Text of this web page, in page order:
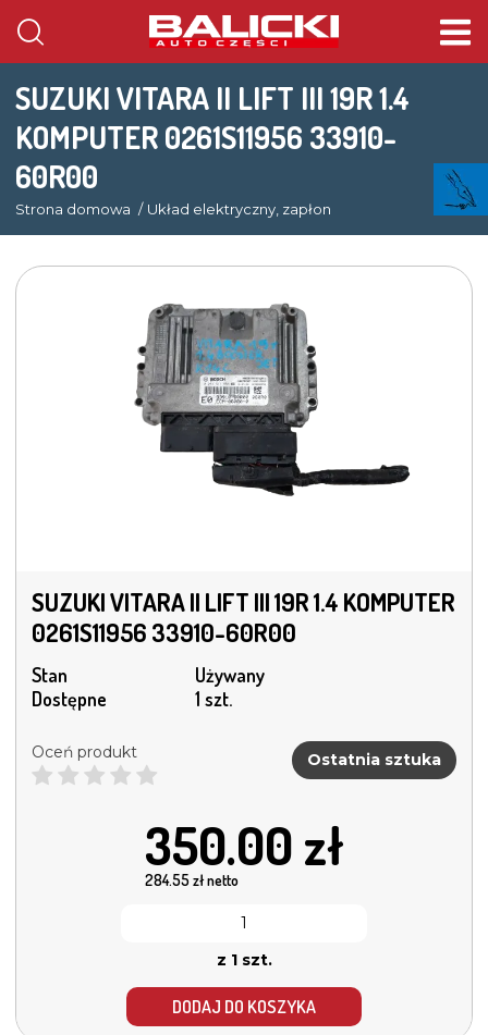
SUZUKI VITARA II LIFT III 19R 1.4
KOMPUTER 0261S11956 33910-
60R00
Strona domowa Układ elektryczny, zapłon
SUZUKI VITARA II LIFT III 19R 1.4 KOMPUTER
0261S11956 33910-60R00
Stan
Używany
Dostępne
1 szt.
Oceń produkt Ostatnia sztuka
350.00 zł
284.55zł netto
z 1 szt.
DODAJ DO KOSZYKA